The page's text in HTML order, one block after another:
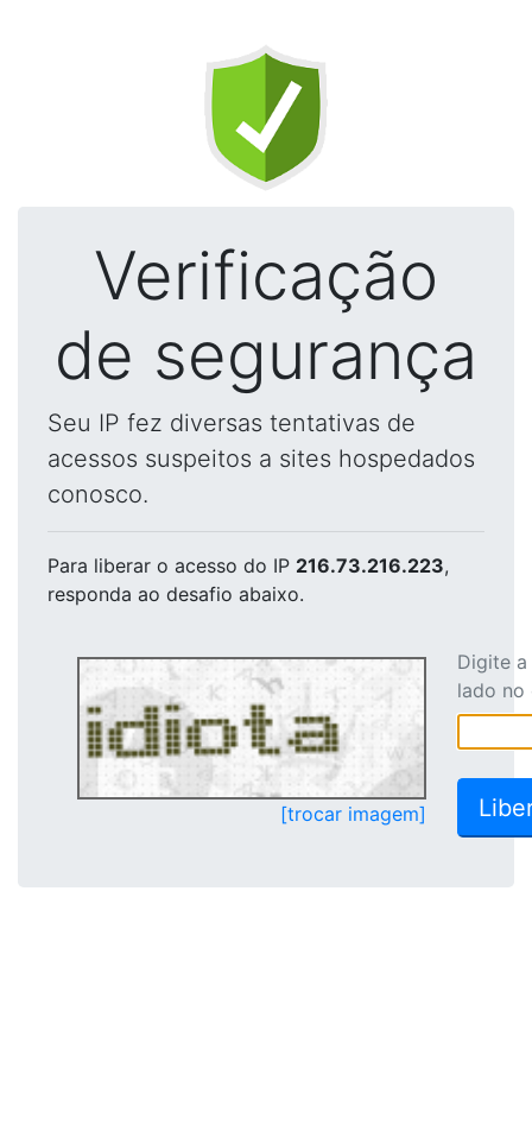
Verificação
de segurança
Seu IP fez diversas tentativas de
acessos suspeitos a sites hospedados
conosco.
Para liberar o acesso do IP 216.73.216.223,
responda ao desafio abaixo.
[trocar imagem]
Digite
lado no